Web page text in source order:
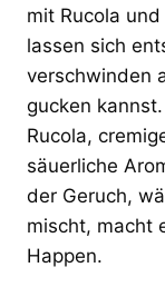
mit Rucola
lassen sich
verschwinden
gucken
Rucola,
säuerliche
der Geruch,
mischt, macht
Happen.